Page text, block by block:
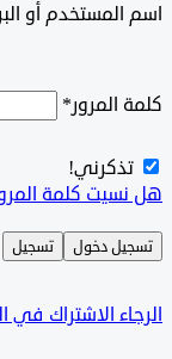
أو البريد
*
كلمة المرور؟
دخول تسجيل
الاشتراك في